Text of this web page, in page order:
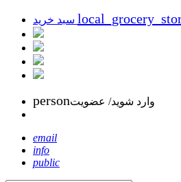
personوارد شوید/ عضویت
email
info
public